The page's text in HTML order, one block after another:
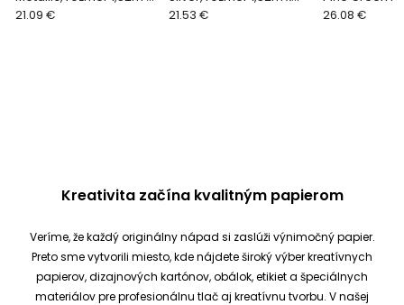
1m
21.09 €
0,8m
21.53 €
rozmer 1,52m
26.08 €
Kreativita začína kvalitným papierom
Veríme, že každý originálny nápad si zaslúži výnimočný papier.
Preto sme vytvorili miesto, kde nájdete široký výber kreatívnych
papierov, dizajnových kartónov, obálok, etikiet a špeciálnych
materiálov pre profesionálnu tlač aj kreatívnu tvorbu. V našej